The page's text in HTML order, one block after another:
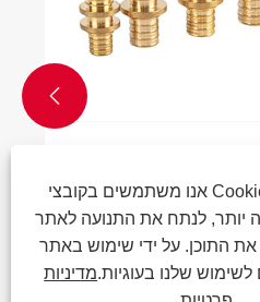

אנו משתמשים בקובצי Cookie כדי להציע לך
יותר, לנתח את התנועה לאתר
התוכן. על ידי שימוש באתר
שלנו בעוגיות.מדיניות